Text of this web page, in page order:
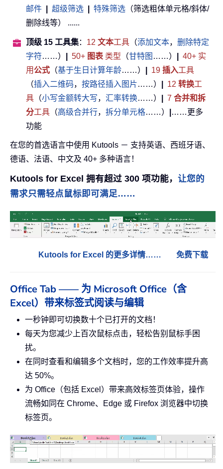
邮件
超级筛选 特殊筛选 （筛选粗体单元格/斜体/
删除线等） ......
顶级 15 工具集： 12 文本工具 （添加文本， 删除特定
字符……） 50+ 图表类型 （甘特图 ……）
40+ 实
用公式 （基于生日计算年龄……） 19 插入工具
（插入二维码， 按路径插入图片……） 12 转换工
具 （小写金额转大写， 汇率转换……） 7 合并和拆
分工具 （高级合并行， 拆分单元格……）
……更多
功能
在您的首选语言中使用 Kutools － 支持英语、西班牙语、
德语、法语、中文及 40+ 多种语言！
Kutools for Excel 拥有超过 300 项功能， 让您的
需求只需轻点鼠标即可满足……
Kutools for Excel 的更多详情…… 免费下载
Office Tab —— 为 Microsoft Office（含
Excel）带来标签式阅读与编辑
一秒钟即可切换数十个已打开的文档！
每天为您减少上百次鼠标点击，轻松告别鼠标手困
扰。
在同时查看和编辑多个文档时，您的工作效率提升高
达 50%。
为 Office（包括 Excel）带来高效标签页体验，操作
流畅如同在 Chrome、Edge 或 Firefox 浏览器中切换
标签页。